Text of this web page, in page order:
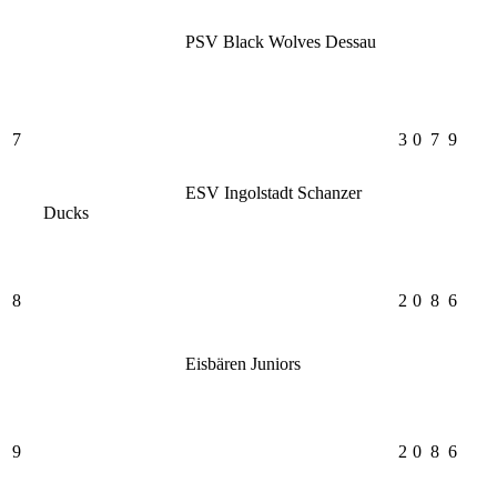
PSV Black Wolves Dessau
7
ESV Ingolstadt Schanzer
Ducks
3 0 7 9
8
Eisbären Juniors
2 0 8 6
9 2 0 8 6